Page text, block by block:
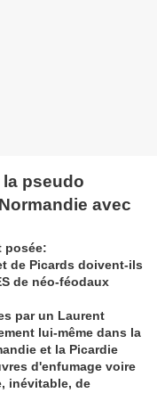
la pseudo
avec
posée:
de Picards doivent-ils
de néo-féodaux
par un Laurent
lui-même dans la
et la Picardie
d'enfumage voire
inévitable, de